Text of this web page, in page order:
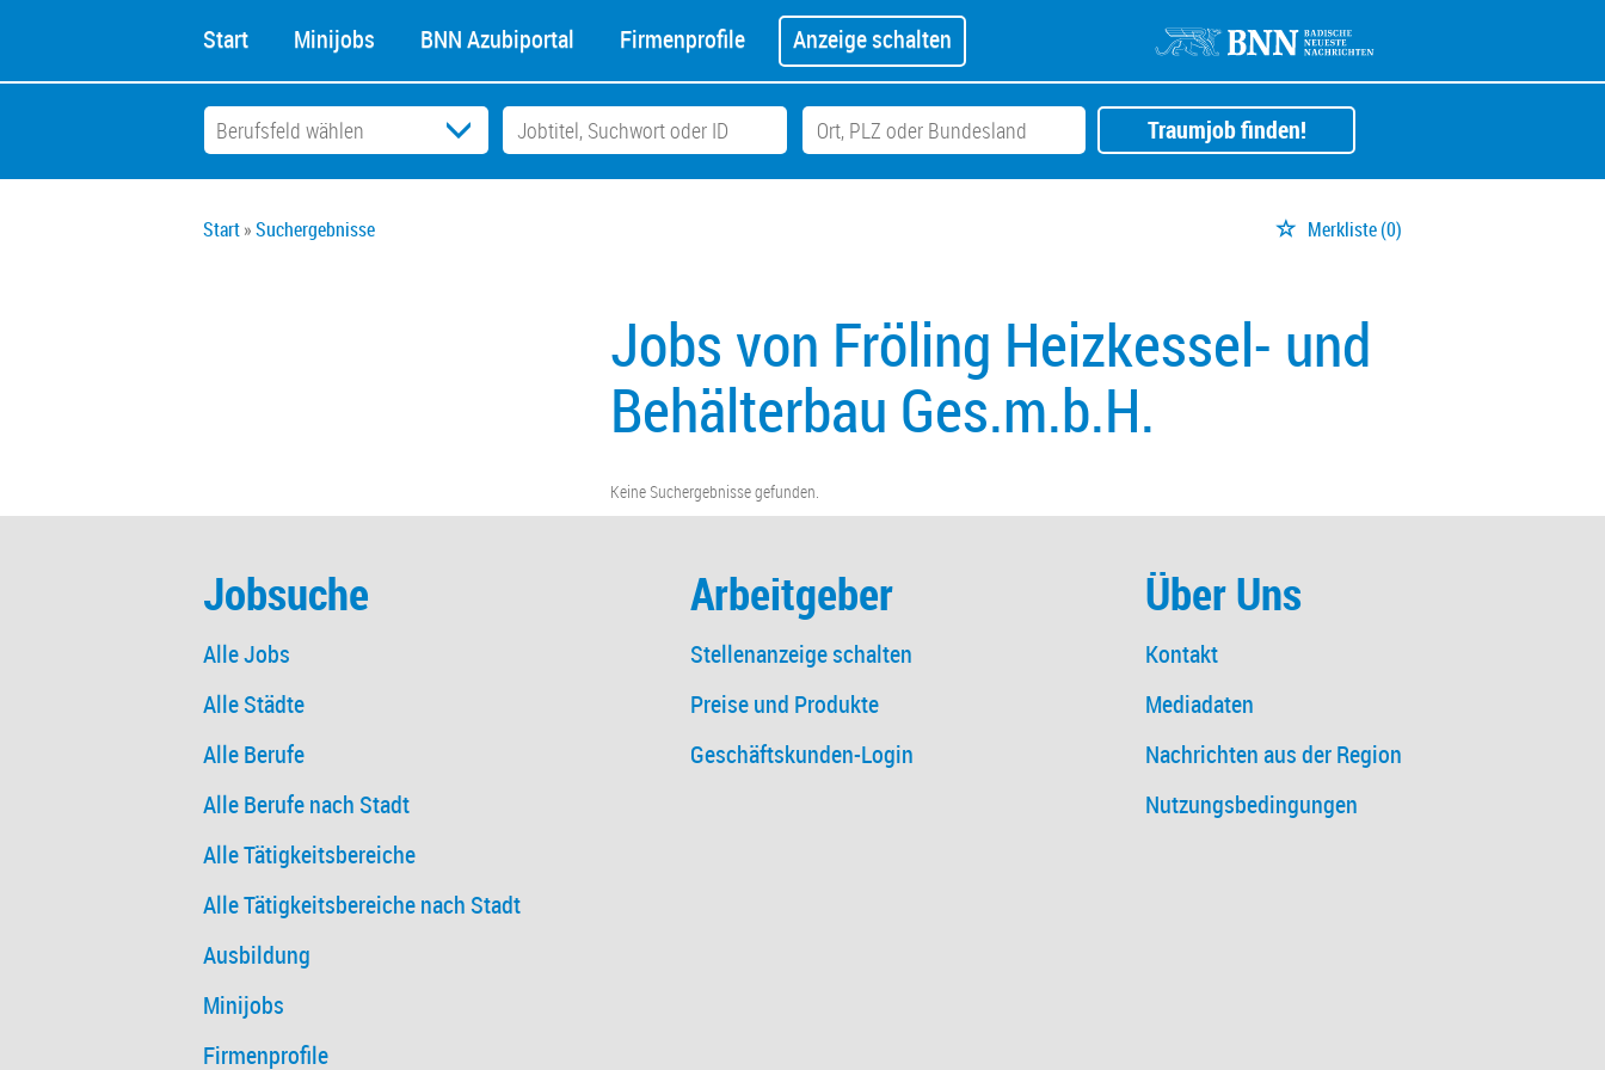
Start Minijobs BNN Azubiportal Firmenprofile Anzeige schalten
Traumjob finden!
Start Suchergebnisse Merkliste(0)
Jobs von Fröling Heizkessel- und
Behälterbau Ges.m.b.H.
Keine Suchergebnisse gefunden.
Jobsuche
Alle Jobs
Alle Städte
Alle Berufe
Alle Berufe nach Stadt
Alle Tätigkeitsbereiche
Alle Tätigkeitsbereiche nach Stadt
Ausbildung
Minijobs
Firmenprofile
Arbeitgeber
Stellenanzeige schalten
Preise und Produkte
Geschäftskunden-Login
Über Uns
Kontakt
Mediadaten
Nachrichten aus der Region
Nutzungsbedingungen